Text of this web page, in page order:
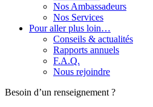
Nos Ambassadeurs
Nos Services
Pour aller plus loin…
Conseils & actualités
Rapports annuels
F.A.Q.
Nous rejoindre
Besoin d’un renseignement ?